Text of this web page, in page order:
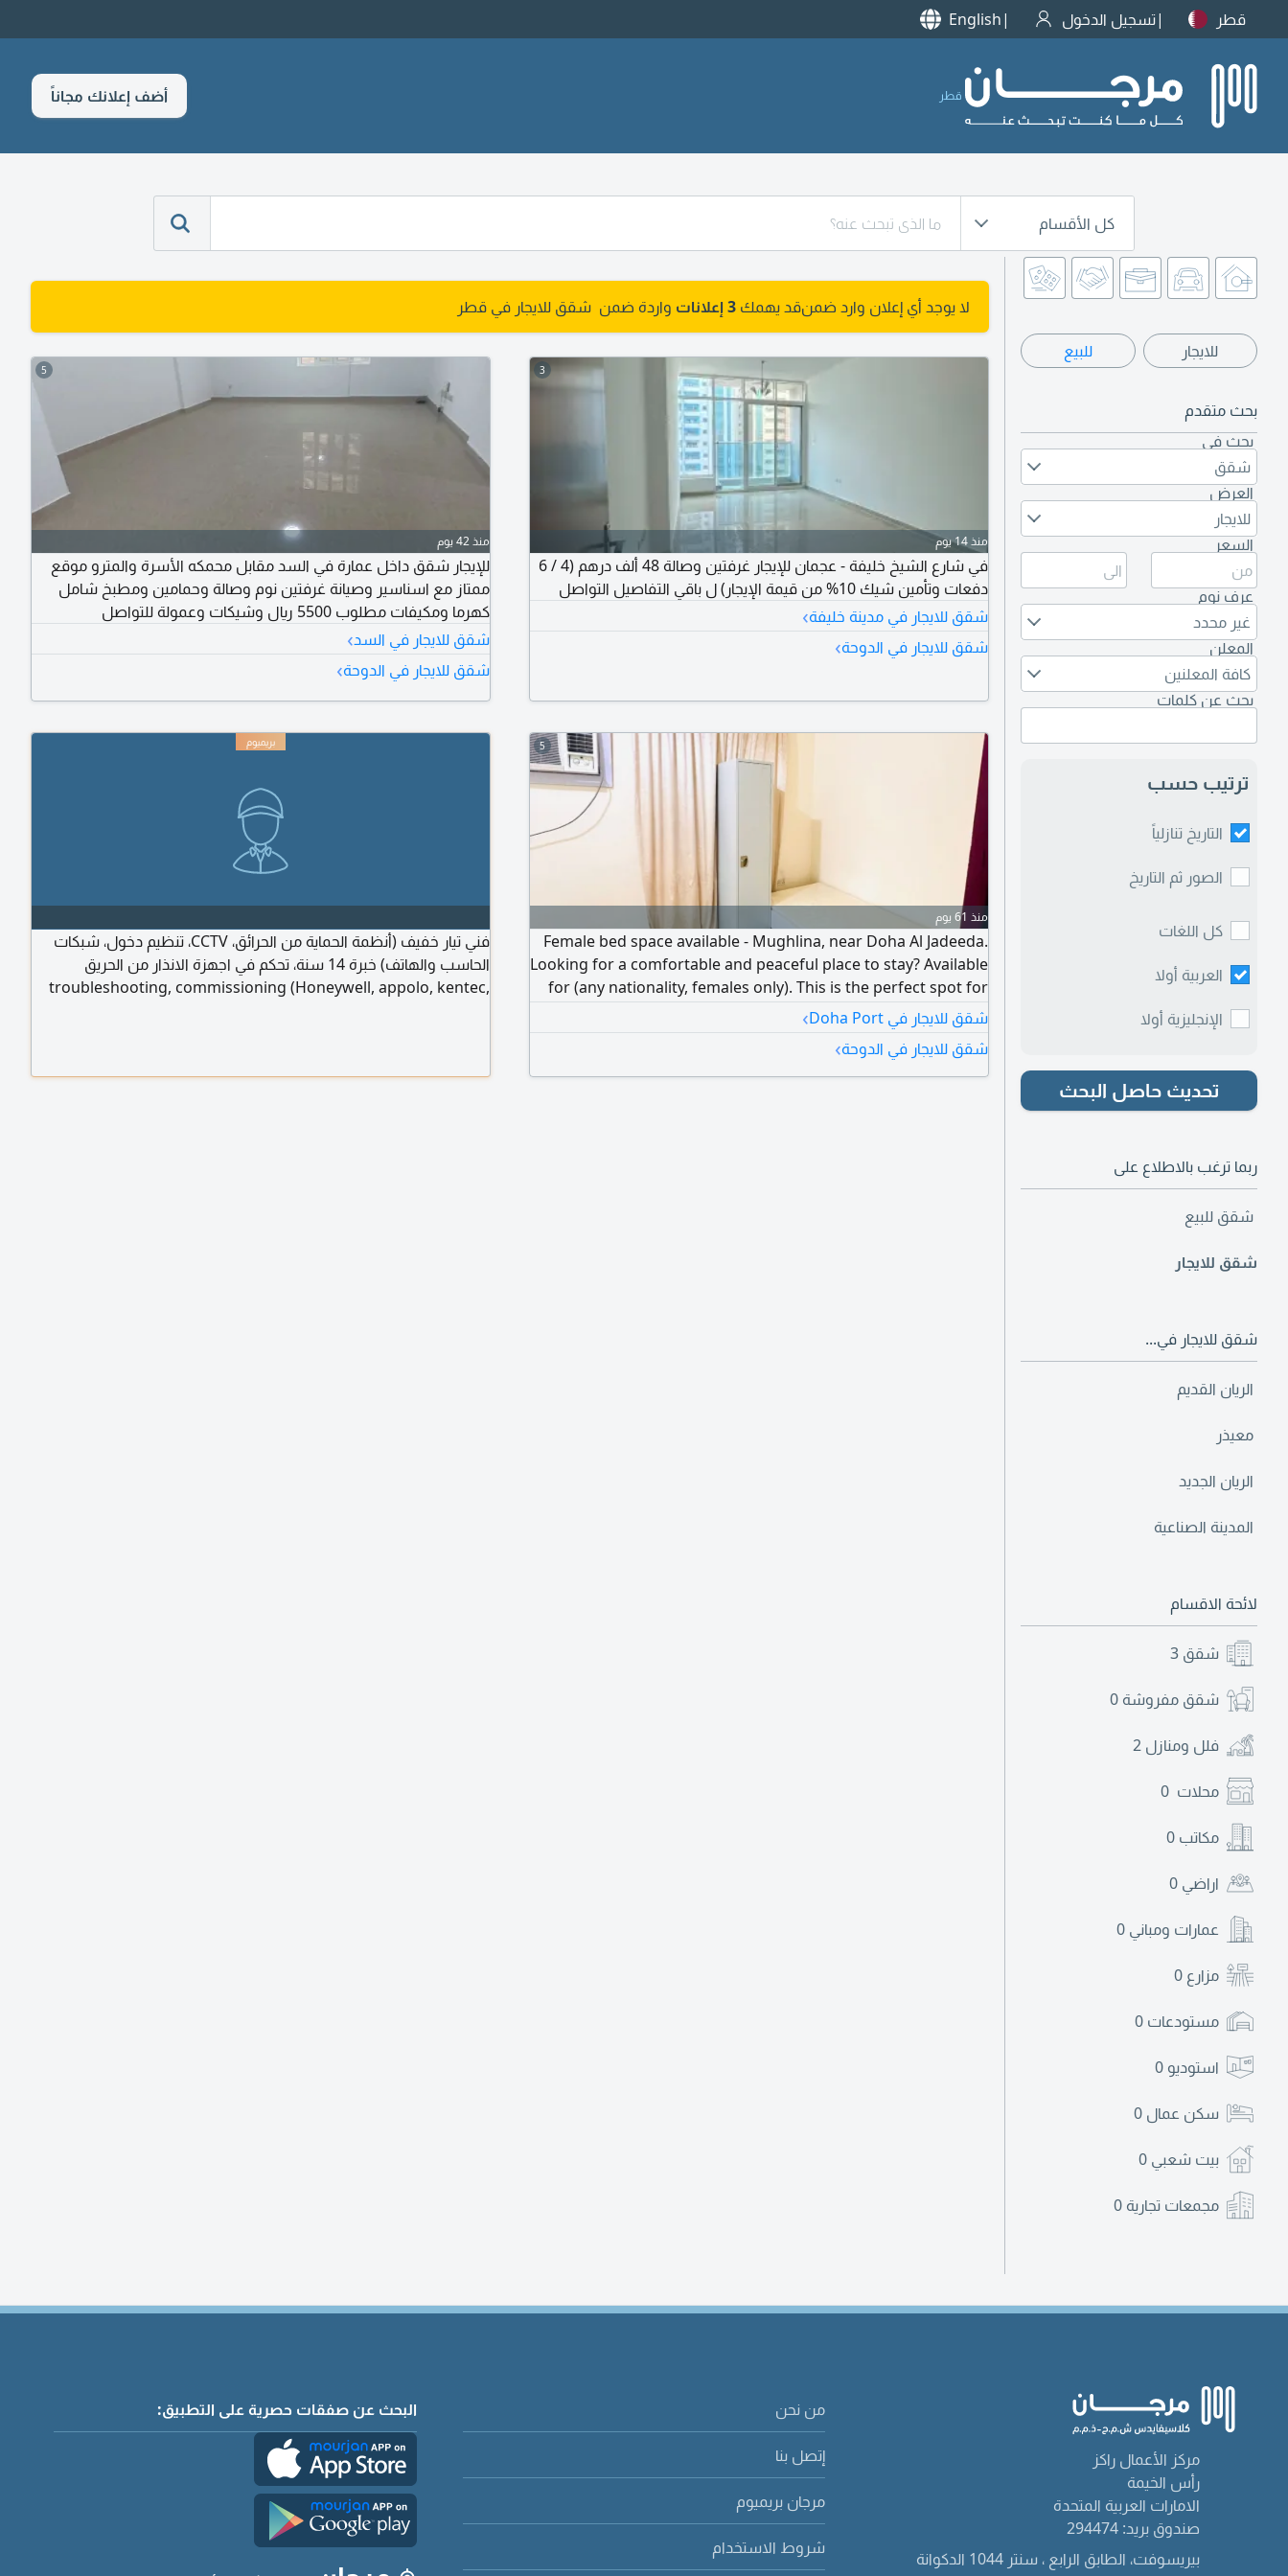
قطر تسجيل الدخول English
قطر أضف إعلانك مجاناً
كل الأقسام
للايجار للبيع
بحث متقدم
بحث في
شقق
العرض
للايجار
السعر
عرف نوم
غير محدد
المعلن
كافة المعلنين
بحث عن كلمات
ترتيب حسب
التاريخ تنازلياً
الصور ثم التاريخ
كل اللغات
العربية أولا
الإنجليزية أولا
تحديث حاصل البحث
ربما ترغب بالاطلاع على
شقق للبيع
شقق للايجار
شقق للايجار في...
الريان القديم
معيذر
الريان الجديد
المدينة الصناعية
لائحة الاقسام
شقق 3
شقق مفروشة 0
فلل ومنازل 2
محلات 0
مكاتب 0
اراضي 0
عمارات ومباني 0
مزارع 0
مستودعات 0
استوديو 0
سكن عمال 0
بيت شعبي 0
مجمعات تجارية 0
لا يوجد أي إعلان وارد ضمنقد يهمك 3 إعلانات واردة ضمن شقق للايجار في قطر
3
منذ 14 يوم
في شارع الشيخ خليفة - عجمان للإيجار غرفتين وصالة 48 ألف درهم (4 / 6
دفعات وتأمين شيك 10% من قيمة الإيجار) ل باقي التفاصيل التواصل
شقق للايجار في مدينة خليفة›
شقق للايجار في الدوحة›
5
منذ 42 يوم
للإيجار شقق داخل عمارة في السد مقابل محمكه الأسرة والمترو موقع
ممتاز مع اسناسير وصيانة غرفتين نوم وصالة وحمامين ومطبخ شامل
كهرما ومكيفات مطلوب 5500 ريال وشيكات وعمولة للتواصل
شقق للايجار في السد›
شقق للايجار في الدوحة›
5
منذ 61 يوم
Female bed space available - Mughlina, near Doha Al Jadeeda.
Looking for a comfortable and peaceful place to stay? Available
for (any nationality, females only). This is the perfect spot for
you. Location: Mughlina / Umm Ghuwaillina, near Metro
Station Doha Al Jadeeda. Outside the building, metro link is just
1 stop away. Near health center. All your daily needs are just
within walking distance. Features: No crowd - calm and quiet.
شقق للايجار في Doha Port ›
شقق للايجار في الدوحة›
فني تيار خفيف (أنظمة الحماية من الحرائق، CCTV، تنظيم دخول، شبكات
الحاسب والهاتف) خبرة 14 سنة، تحكم في اجهزة الانذار من الحريق
troubleshooting, commissioning (Honeywell, appolo, kentec,
مركز الأعمال راكز
رأس الخيمة
الامارات العربية المتحدة
صندوق بريد: 294474
بيريسوفت، الطابق الرابع ، سنتر 1044 الدكوانة
من نحن
إتصل بنا
مرجان بريميوم
شروط الاستخدام
البحث عن صفقات حصرية على التطبيق: